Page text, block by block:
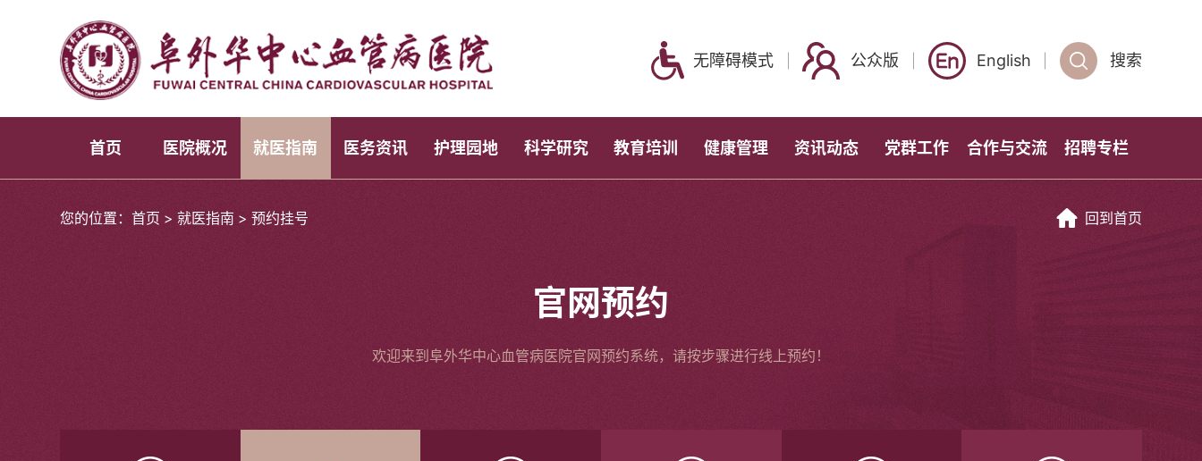
无障碍模式 公众版 English 搜索
首页 医院概况 就医指南 医务资讯 护理园地 科学研究 教育培训 健康管理 资讯动态 党群工作 合作与交流 招聘专栏
您的位置：首页 > 就医指南 > 预约挂号 回到首页
官网预约
欢迎来到阜外华中心血管病医院官网预约系统，请按步骤进行线上预约！